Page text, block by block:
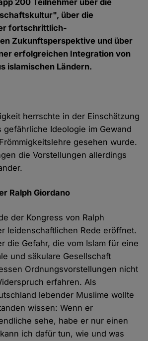
200 Teilnehmer über die
über die
fortschrittlich-
Zukunftsperspektive und über
erfolgreichen Integration von
islamischen Ländern.
herrschte in der Einschätzung
gefährliche Ideologie im Gewand
gesehen wurde.
die Vorstellungen allerdings
Ralph Giordano
der Kongress von Ralph
leidenschaftlichen Rede eröffnet.
die Gefahr, die vom Islam für eine
und säkulare Gesellschaft
Ordnungsvorstellungen nicht
erfahren. Als
lebender Muslime wollte
wissen: Wenn er
sehe, habe er nur einen
ich dafür tun, wie und was